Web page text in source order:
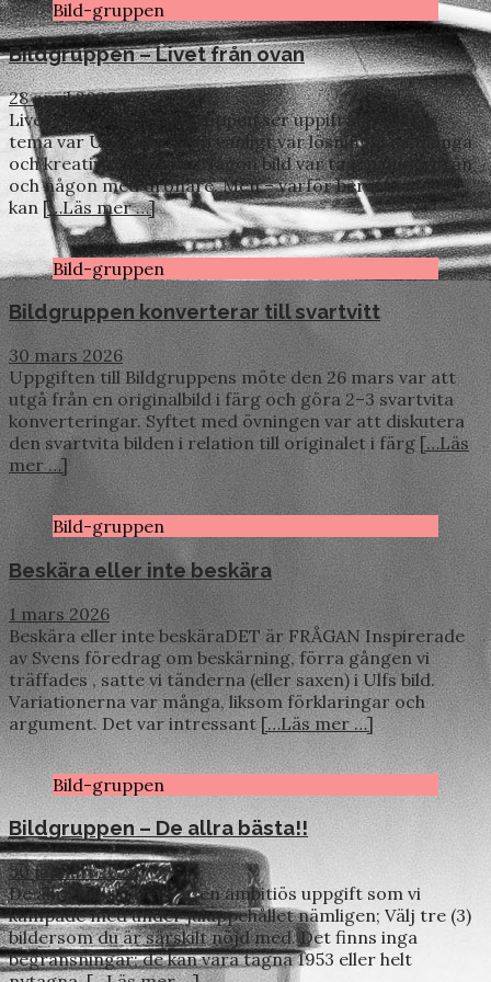
Bild-gruppen
Bildgruppen – Livet från ovan
28 april 2026
Livet från ovan – Bildgruppen ser uppifrån Kvällens
tema var Uppifrån. Som vanligt var lösningarna många
och kreativiteten stor. Någon bild var tagen underifrån
och någon med drönare. Men – varför berätta när vi
kan […Läs mer …]
Bild-gruppen
Bildgruppen konverterar till svartvitt
30 mars 2026
Uppgiften till Bildgruppens möte den 26 mars var att
utgå från en originalbild i färg och göra 2–3 svartvita
konverteringar. Syftet med övningen var att diskutera
den svartvita bilden i relation till originalet i färg[…Läs
mer …]
Bild-gruppen
Beskära eller inte beskära
1 mars 2026
Beskära eller inte beskäraDET är FRÅGAN Inspirerade
av Svens föredrag om beskärning, förra gången vi
träffades , satte vi tänderna (eller saxen) i Ulfs bild.
Variationerna var många, liksom förklaringar och
argument. Det var intressant[…Läs mer …]
Bild-gruppen
Bildgruppen – De allra bästa!!
30 januari 2026
De allra bästa! Det var en ambitiös uppgift som vi
kämpade med under juluppehållet nämligen; Välj tre (3)
bildersom du är särskilt nöjd med. Det finns inga
begränsningar; de kan vara tagna 1953 eller helt